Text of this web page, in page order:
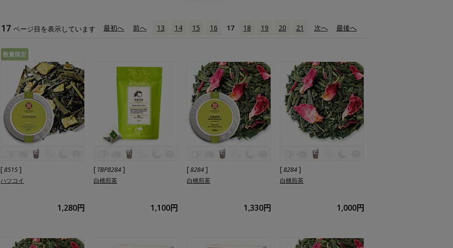
17 ページ目を表示しています 最初へ 前へ 13 14 15 16 17 18 19 20 21 次へ 最後へ
数量限定
[8515 ]
ハツコイ
1,280円
[ TBP8284 ]
白桃煎茶
1,100円
[8284 ]
白桃煎茶
1,330円
[8284 ]
白桃煎茶
1,000円